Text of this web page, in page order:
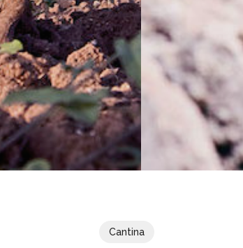
Cantina